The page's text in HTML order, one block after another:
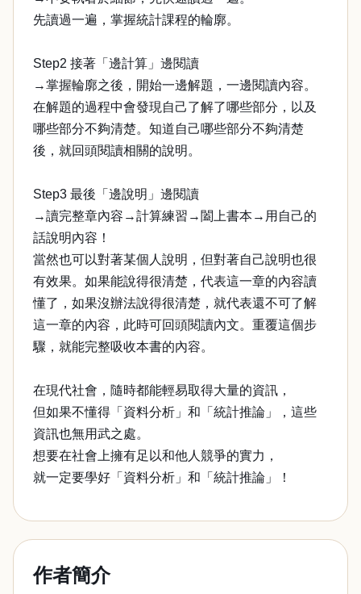
先讀過一遍，掌握統計課程的輪廓。
Step2 接著「邊計算」邊閱讀
→掌握輪廓之後，開始一邊解題，一邊閱讀內容。
在解題的過程中會發現自己了解了哪些部分，以及
哪些部分不夠清楚。知道自己哪些部分不夠清楚
後，就回頭閱讀相關的說明。
Step3 最後「邊說明」邊閱讀
→讀完整章內容→計算練習→闔上書本→用自己的
話說明內容！
當然也可以對著某個人說明，但對著自己說明也很
有效果。如果能說得很清楚，代表這一章的內容讀
懂了，如果沒辦法說得很清楚，就代表還不可了解
這一章的內容，此時可回頭閱讀內文。重覆這個步
驟，就能完整吸收本書的內容。
在現代社會，隨時都能輕易取得大量的資訊，
但如果不懂得「資料分析」和「統計推論」，這些
資訊也無用武之處。
想要在社會上擁有足以和他人競爭的實力，
就一定要學好「資料分析」和「統計推論」！
作者簡介